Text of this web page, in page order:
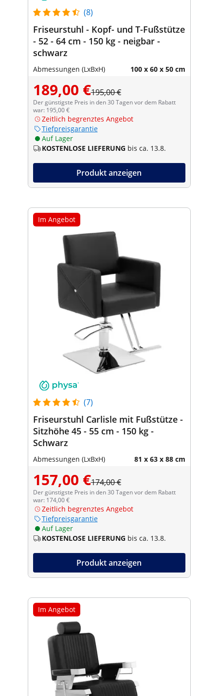
(8)
Friseurstuhl - Kopf- und T-Fußstütze
- 52 - 64 cm - 150 kg - neigbar -
schwarz
Abmessungen (LxBxH) 100 x 60 x 50 cm
189,00 €195,00 €
Der günstigste Preis in den 30 Tagen vor dem Rabatt
war: 195,00 €
Zeitlich begrenztes Angebot
Tiefpreisgarantie
Auf Lager
KOSTENLOSE LIEFERUNG bis ca. 13.8.
Produkt anzeigen
Im Angebot
(7)
Friseurstuhl Carlisle mit Fußstütze -
Sitzhöhe 45 - 55 cm - 150 kg -
Schwarz
Abmessungen (LxBxH) 81 x 63 x 88 cm
157,00 €174,00 €
Der günstigste Preis in den 30 Tagen vor dem Rabatt
war: 174,00 €
Zeitlich begrenztes Angebot
Tiefpreisgarantie
Auf Lager
KOSTENLOSE LIEFERUNG bis ca. 13.8.
Produkt anzeigen
Im Angebot